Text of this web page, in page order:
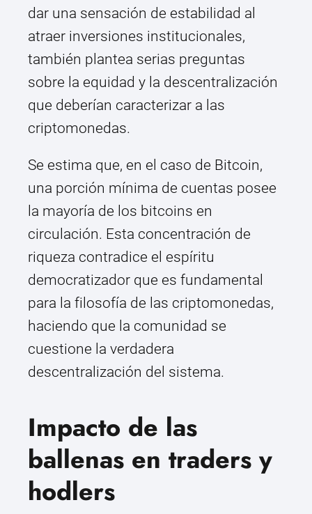
dar una sensación de estabilidad al
atraer inversiones institucionales,
también plantea serias preguntas
sobre la equidad y la descentralización
que deberían caracterizar a las
criptomonedas.
Se estima que, en el caso de Bitcoin,
una porción mínima de cuentas posee
la mayoría de los bitcoins en
circulación. Esta concentración de
riqueza contradice el espíritu
democratizador que es fundamental
para la filosofía de las criptomonedas,
haciendo que la comunidad se
cuestione la verdadera
descentralización del sistema.
Impacto de las
ballenas en traders y
hodlers